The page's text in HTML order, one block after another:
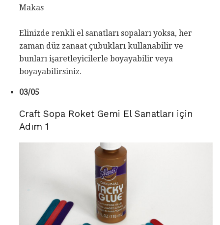
Makas
Elinizde renkli el sanatları sopaları yoksa, her
zaman düz zanaat çubukları kullanabilir ve
bunları işaretleyicilerle boyayabilir veya
boyayabilirsiniz.
03/05
Craft Sopa Roket Gemi El Sanatları için
Adım 1